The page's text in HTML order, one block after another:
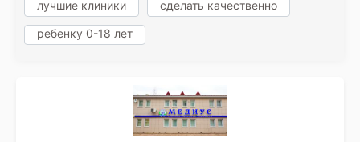
лучшие клиники сделать качественно
ребенку 0-18 лет